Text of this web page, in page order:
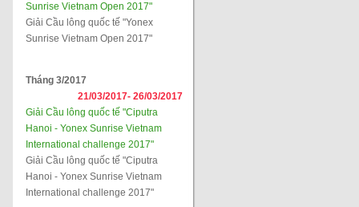
Sunrise Vietnam Open 2017"
Giải Cầu lông quốc tế "Yonex
Sunrise Vietnam Open 2017"
Tháng 3/2017
21/03/2017- 26/03/2017
Giải Cầu lông quốc tế "Ciputra
Hanoi - Yonex Sunrise Vietnam
International challenge 2017"
Giải Cầu lông quốc tế "Ciputra
Hanoi - Yonex Sunrise Vietnam
International challenge 2017"